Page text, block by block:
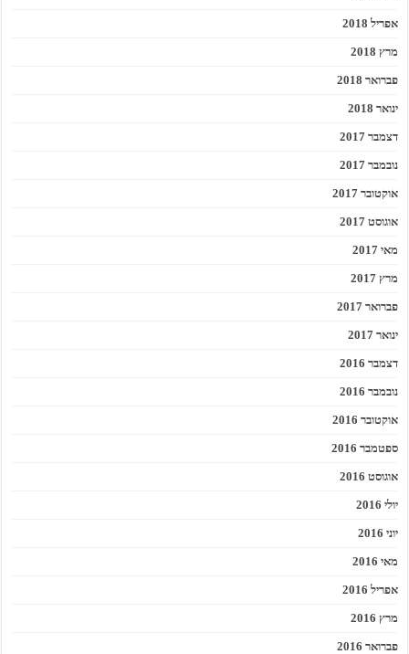
אפריל 2018
מרץ 2018
פברואר 2018
ינואר 2018
דצמבר 2017
נובמבר 2017
אוקטובר 2017
אוגוסט 2017
מאי 2017
מרץ 2017
פברואר 2017
ינואר 2017
דצמבר 2016
נובמבר 2016
אוקטובר 2016
ספטמבר 2016
אוגוסט 2016
יולי 2016
יוני 2016
מאי 2016
אפריל 2016
מרץ 2016
פברואר 2016